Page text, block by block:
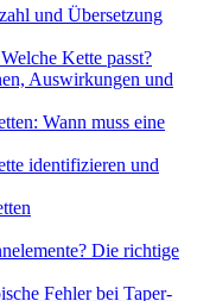
und Übersetzung
Kette passt?
Auswirkungen und
Wann muss eine
identifizieren und
Die richtige
Fehler bei Taper-